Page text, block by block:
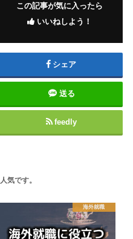
この記事が気に入ったら
いいねしよう！
シェア
送る
feedly
気です。
海外就職